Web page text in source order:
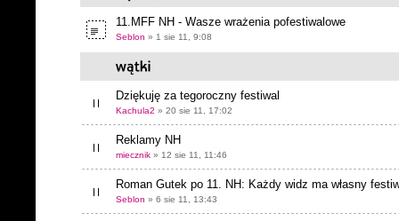
11.MFF NH - Wasze wrażenia pofestiwalowe
Seblon » 1 sie 11, 9:08
Dziękuję za tegoroczny festiwal
Kachula2 » 20 sie 11, 17:02
Reklamy NH
miecznik » 12 sie 11, 11:46
Roman Gutek po 11. NH: Każdy widz ma własny
Seblon » 6 sie 11, 13:43